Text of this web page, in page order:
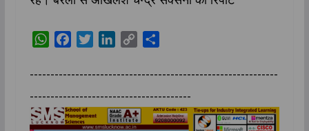
W
a
s
A
c
b
o
i
t
e
n
e
d
p
L
i
a
e
------------------------------------------------------------
---------------------------------------